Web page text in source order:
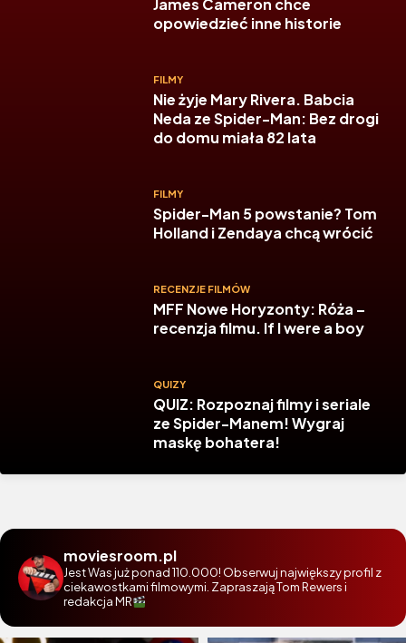
James Cameron chce
opowiedzieć inne historie
FILMY
Nie żyje Mary Rivera. Babcia
Neda ze Spider-Man: Bez drogi
do domu miała 82 lata
FILMY
Spider-Man 5 powstanie? Tom
Holland i Zendaya chcą wrócić
RECENZJE FILMÓW
MFF Nowe Horyzonty: Róża –
recenzja filmu. If I were a boy
QUIZY
QUIZ: Rozpoznaj filmy i seriale
ze Spider-Manem! Wygraj
maskę bohatera!
moviesroom.pl
Jest Was już ponad 110.000! Obserwuj największy profil z
ciekawostkami filmowymi. Zapraszają Tom Rewers i
redakcja MR